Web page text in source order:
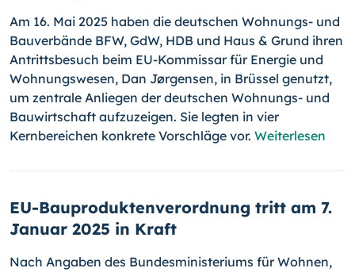
Am 16. Mai 2025 haben die deutschen Wohnungs- und
Bauverbände BFW, GdW, HDB und Haus & Grund ihren
Antrittsbesuch beim EU-Kommissar für Energie und
Wohnungswesen, Dan Jørgensen, in Brüssel genutzt,
um zentrale Anliegen der deutschen Wohnungs- und
Bauwirtschaft aufzuzeigen. Sie legten in vier
Kernbereichen konkrete Vorschläge vor. Weiterlesen
EU-Bauproduktenverordnung tritt am 7.
Januar 2025 in Kraft
Nach Angaben des Bundesministeriums für Wohnen,